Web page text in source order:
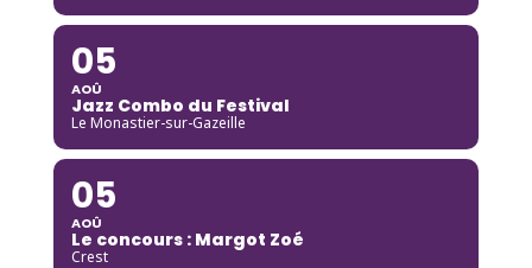
05
AOÛ
Jazz Combo du Festival
Le Monastier-sur-Gazeille
05
AOÛ
Le concours : Margot Zoé
Crest